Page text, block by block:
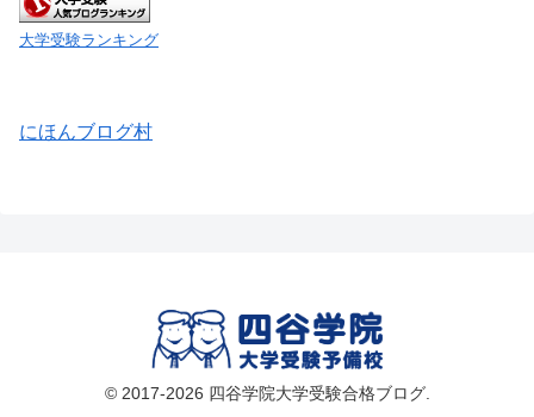
大学受験ランキング
にほんブログ村
© 2017-2026 四谷学院大学受験合格ブログ.